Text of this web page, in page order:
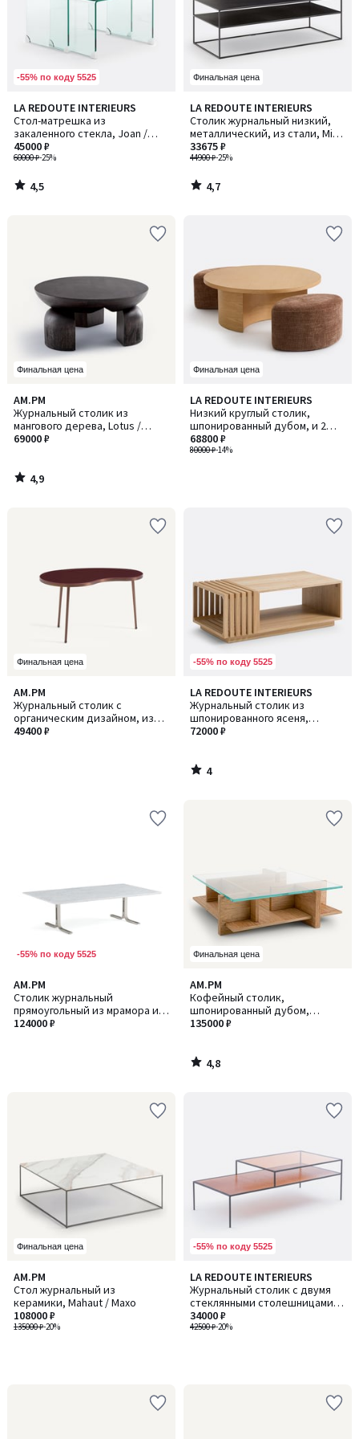
-55% по коду 5525
LA REDOUTE INTERIEURS
Стол-матрешка из
закаленного стекла, Joan /
Джоан
60000 ₽-25%
45000 ₽
4,5
/ 5
4,5
/
Финальная цена
LA REDOUTE INTERIEURS
Столик журнальный низкий,
металлический, из стали, Miva
/ Мива
44900 ₽-25%
33675 ₽
4,7
/ 5
4,7
/
Финальная цена
AM.PM
Журнальный столик из
мангового дерева, Lotus /
Лотус
69000 ₽
4,9
/ 5
4,9
/
Финальная цена
LA REDOUTE INTERIEURS
Низкий круглый столик,
шпонированный дубом, и 2
пуфа, JEN / ДЖЕН
80000 ₽-14%
68800 ₽
Финальная цена
AM.PM
Журнальный столик с
органическим дизайном, из
стали и столешницей из
49400 ₽
-55% по коду 5525
LA REDOUTE INTERIEURS
Журнальный столик из
шпонированного ясеня,
Theonie / Теоние
72000 ₽
4
/
5
4
/
-55% по коду 5525
AM.PM
Столик журнальный
прямоугольный из мрамора и
124000 ₽
Финальная цена
AM.PM
Кофейный столик,
шпонированный дубом,
столешница из закаленного
135000 ₽
4,8
/ 5
4,8
/
Финальная цена
AM.PM
Стол журнальный из
керамики, Mahaut / Махо
135000 ₽-20%
108000 ₽
-55% по коду 5525
LA REDOUTE INTERIEURS
Журнальный столик с двумя
стеклянными столешницами
Erita's Glass / Эритас Гласс
42500 ₽-20%
34000 ₽